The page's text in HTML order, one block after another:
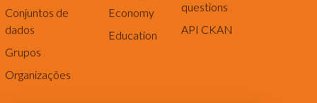
Conjuntos de
dados
Grupos
Organizações
Economy
Education
questions
API CKAN